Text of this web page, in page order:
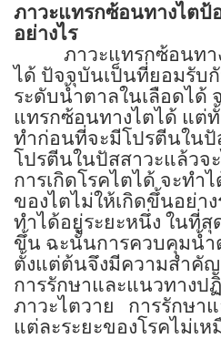
ภาวะแทรกซ้อนทางไตป้
อย่างไร
ภาวะแทรกซ้อนท
ได้ ปัจจุบันเป็นที่ยอมรับ
ระดับน้ำตาลในเลือดได้
แทรกซ้อนทางไตได้ แต่
ทำก่อนที่จะมีโปรตีนในปั
โปรตีนในปัสสาวะแล้วจ
การเกิดโรคไตได้ จะทำ
ของไตไม่ให้เกิดขึ้นอย่าง
ทำได้อยู่ระยะหนึ่ง ในที่สุ
ขึ้น ฉะนั้นการควบคุมน้ำ
ตั้งแต่ต้นจึงมีความสำคัญ
การรักษาและแนวทางป
ภาวะไตวาย
การรักษา
แต่ละระยะของโรคไม่เ